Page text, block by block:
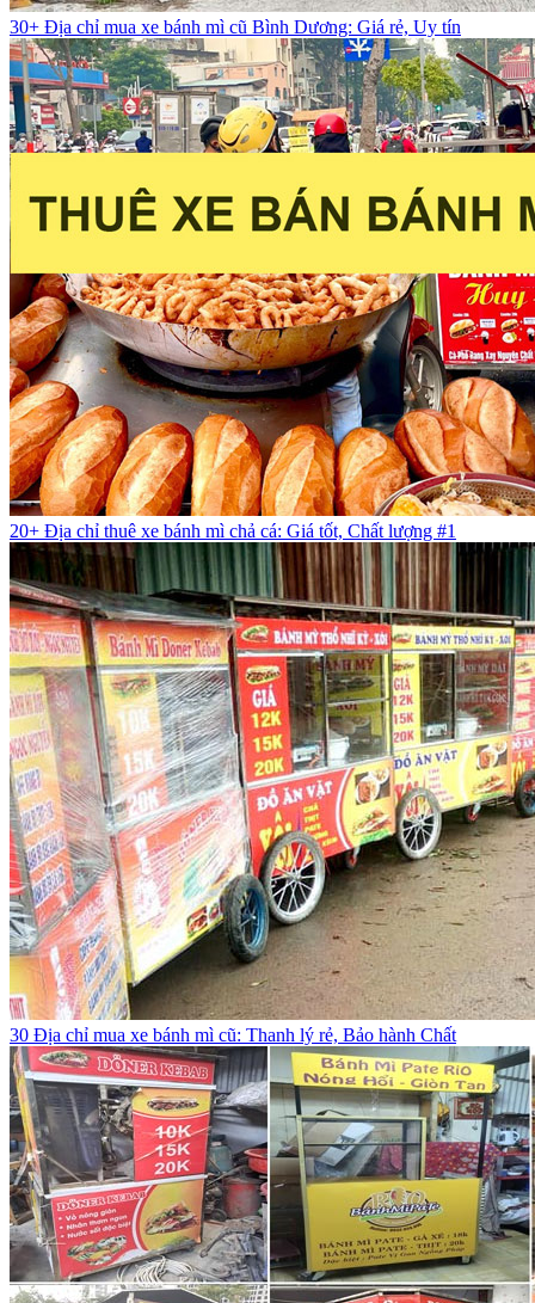
30+ Địa chỉ mua xe bánh mì cũ Bình Dương: Giá rẻ, Uy tín
20+ Địa chỉ thuê xe bánh mì chả cá: Giá tốt, Chất lượng #1
30 Địa chỉ mua xe bánh mì cũ: Thanh lý rẻ, Bảo hành Chất